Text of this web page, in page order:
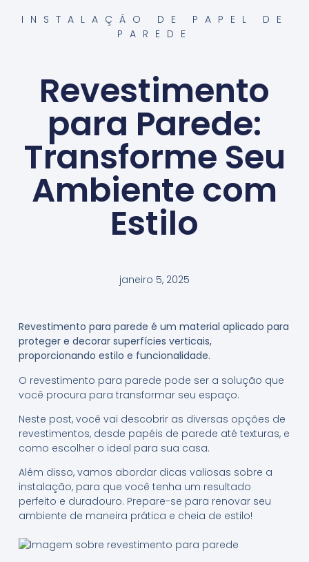
INSTALAÇÃO DE PAPEL DE
PAREDE
Revestimento
para Parede:
Transforme Seu
Ambiente com
Estilo
janeiro 5, 2025
Revestimento para parede é um material aplicado para
proteger e decorar superfícies verticais,
proporcionando estilo e funcionalidade.
O revestimento para parede pode ser a solução que
você procura para transformar seu espaço.
Neste post, você vai descobrir as diversas opções de
revestimentos, desde papéis de parede até texturas, e
como escolher o ideal para sua casa.
Além disso, vamos abordar dicas valiosas sobre a
instalação, para que você tenha um resultado
perfeito e duradouro. Prepare-se para renovar seu
ambiente de maneira prática e cheia de estilo!